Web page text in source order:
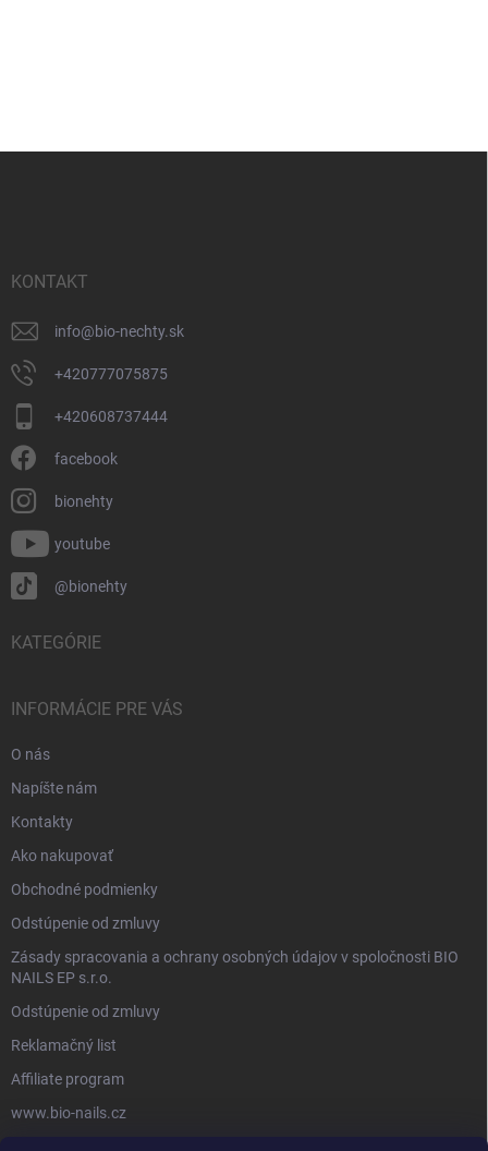
KONTAKT
info@bio-nechty.sk
+420777075875
+420608737444
facebook
bionehty
youtube
@bionehty
KATEGÓRIE
INFORMÁCIE PRE VÁS
O nás
Napíšte nám
Kontakty
Ako nakupovať
Obchodné podmienky
Odstúpenie od zmluvy
Zásady spracovania a ochrany osobných údajov v spoločnosti BIO
NAILS EP s.r.o.
Odstúpenie od zmluvy
Reklamačný list
Affiliate program
www.bio-nails.cz